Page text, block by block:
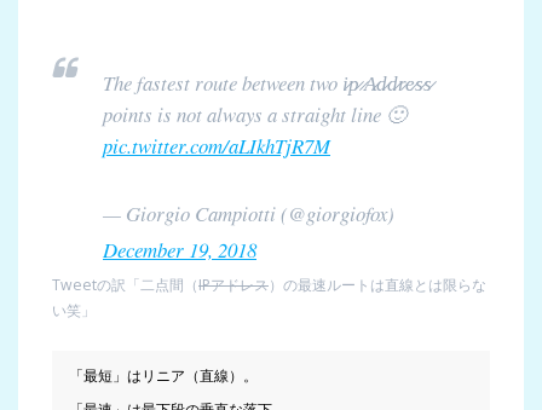
The fastest route between two i̷p̷ ̷A̷d̷d̷r̷e̷s̷s̷
points is not always a straight line 🙂
pic.twitter.com/aLIkhTjR7M
— Giorgio Campiotti (@giorgiofox)
December 19, 2018
Tweetの訳「二点間（IPアドレス）の最速ルートは直線とは限らな
い笑」
「最短」はリニア（直線）。